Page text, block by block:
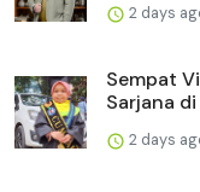
2 days
Sempat
Sarjana di
2 days